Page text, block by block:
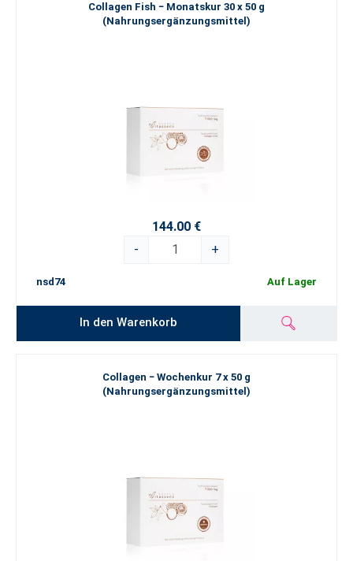
Collagen Fish − Monatskur 30 x 50 g
(Nahrungsergänzungsmittel)
144.00 €
-
+
nsd74 Auf Lager
In den Warenkorb
Collagen − Wochenkur 7 x 50 g
(Nahrungsergänzungsmittel)